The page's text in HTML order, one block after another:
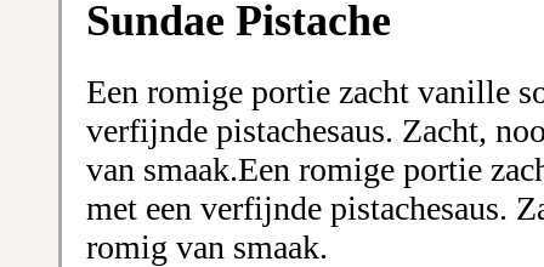
Sundae Pistache
Een romige portie zacht vanille
verfijnde pistachesaus. Zacht,
van smaak.Een romige portie
met een verfijnde pistachesaus.
romig van smaak.